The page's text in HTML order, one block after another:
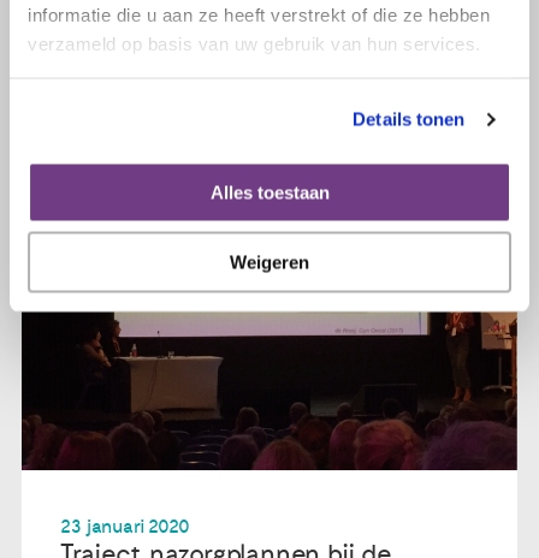
informatie die u aan ze heeft verstrekt of die ze hebben
verzameld op basis van uw gebruik van hun services.
Details tonen
Alles toestaan
Weigeren
Lees verder
23 januari 2020